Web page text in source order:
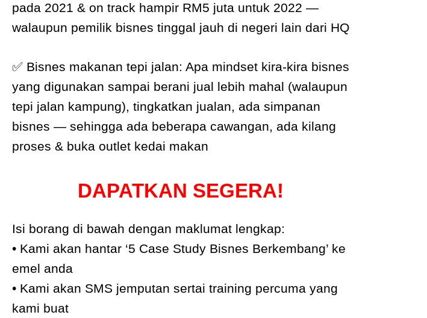
pada 2021 & on track hampir RM5 juta untuk 2022 —
walaupun pemilik bisnes tinggal jauh di negeri lain dari HQ
✅ Bisnes makanan tepi jalan: Apa mindset kira-kira bisnes
yang digunakan sampai berani jual lebih mahal (walaupun
tepi jalan kampung), tingkatkan jualan, ada simpanan
bisnes — sehingga ada beberapa cawangan, ada kilang
proses & buka outlet kedai makan
DAPATKAN SEGERA!
Isi borang di bawah dengan maklumat lengkap:
• Kami akan hantar ‘5 Case Study Bisnes Berkembang’ ke
emel anda
• Kami akan SMS jemputan sertai training percuma yang
kami buat